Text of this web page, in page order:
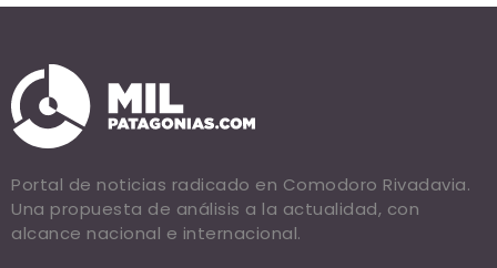
Portal de noticias radicado en Comodoro Rivadavia.
Una propuesta de análisis a la actualidad, con
alcance nacional e internacional.